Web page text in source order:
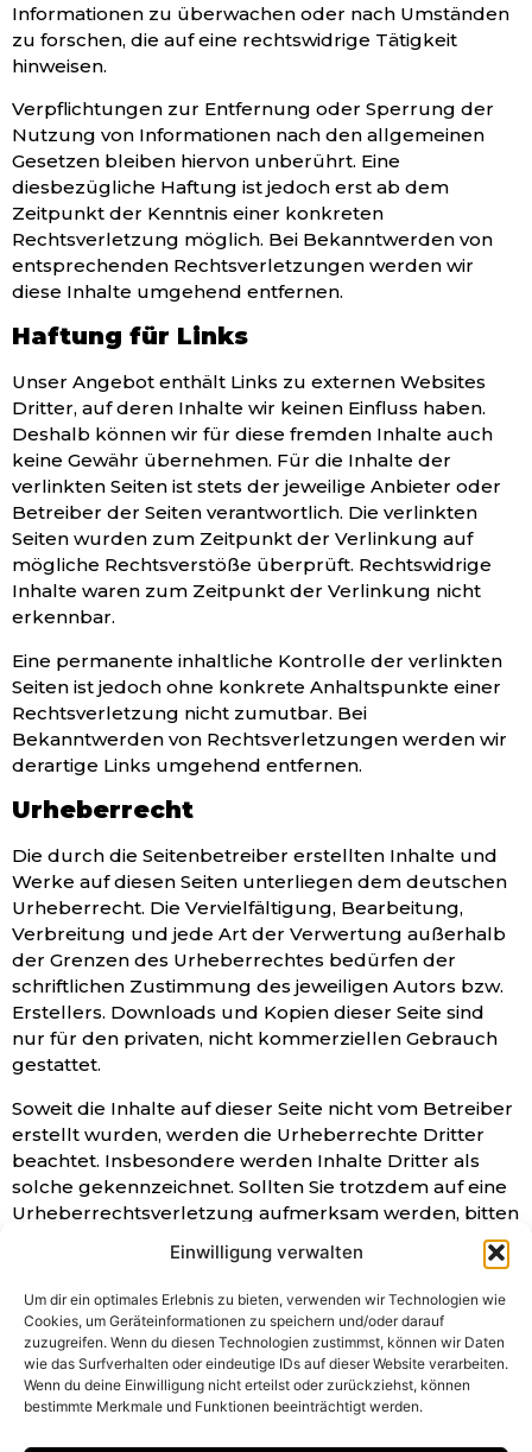
Einwilligung verwalten
Um dir ein optimales Erlebnis zu bieten, verwenden wir Technologien wie
Cookies, um Geräteinformationen zu speichern und/oder darauf
zuzugreifen. Wenn du diesen Technologien zustimmst, können wir Daten
wie das Surfverhalten oder eindeutige IDs auf dieser Website verarbeiten.
Wenn du deine Einwilligung nicht erteilst oder zurückziehst, können
bestimmte Merkmale und Funktionen beeinträchtigt werden.
Informationen zu überwachen oder nach Umständen
zu forschen, die auf eine rechtswidrige Tätigkeit
hinweisen.
Verpflichtungen zur Entfernung oder Sperrung der
Nutzung von Informationen nach den allgemeinen
Gesetzen bleiben hiervon unberührt. Eine
diesbezügliche Haftung ist jedoch erst ab dem
Zeitpunkt der Kenntnis einer konkreten
Rechtsverletzung möglich. Bei Bekanntwerden von
entsprechenden Rechtsverletzungen werden wir
diese Inhalte umgehend entfernen.
Haftung für Links
Unser Angebot enthält Links zu externen Websites
Dritter, auf deren Inhalte wir keinen Einfluss haben.
Deshalb können wir für diese fremden Inhalte auch
keine Gewähr übernehmen. Für die Inhalte der
verlinkten Seiten ist stets der jeweilige Anbieter oder
Betreiber der Seiten verantwortlich. Die verlinkten
Seiten wurden zum Zeitpunkt der Verlinkung auf
mögliche Rechtsverstöße überprüft. Rechtswidrige
Inhalte waren zum Zeitpunkt der Verlinkung nicht
erkennbar.
Eine permanente inhaltliche Kontrolle der verlinkten
Seiten ist jedoch ohne konkrete Anhaltspunkte einer
Rechtsverletzung nicht zumutbar. Bei
Bekanntwerden von Rechtsverletzungen werden wir
derartige Links umgehend entfernen.
Urheberrecht
Die durch die Seitenbetreiber erstellten Inhalte und
Werke auf diesen Seiten unterliegen dem deutschen
Urheberrecht. Die Vervielfältigung, Bearbeitung,
Verbreitung und jede Art der Verwertung außerhalb
der Grenzen des Urheberrechtes bedürfen der
schriftlichen Zustimmung des jeweiligen Autors bzw.
Erstellers. Downloads und Kopien dieser Seite sind
nur für den privaten, nicht kommerziellen Gebrauch
gestattet.
Soweit die Inhalte auf dieser Seite nicht vom Betreiber
erstellt wurden, werden die Urheberrechte Dritter
beachtet. Insbesondere werden Inhalte Dritter als
solche gekennzeichnet. Sollten Sie trotzdem auf eine
Urheberrechtsverletzung aufmerksam werden, bitten
Bekanntwerden von Rechtsverletzungen werden wir
derartige Inhalte umgehend entfernen.
Alternative Streitbeilegung gemäß
Art. 14 Abs. 1 ODR-VO und § 36 VSBG:
Zur Teilnahme an einem Streitbeilegungsverfahren